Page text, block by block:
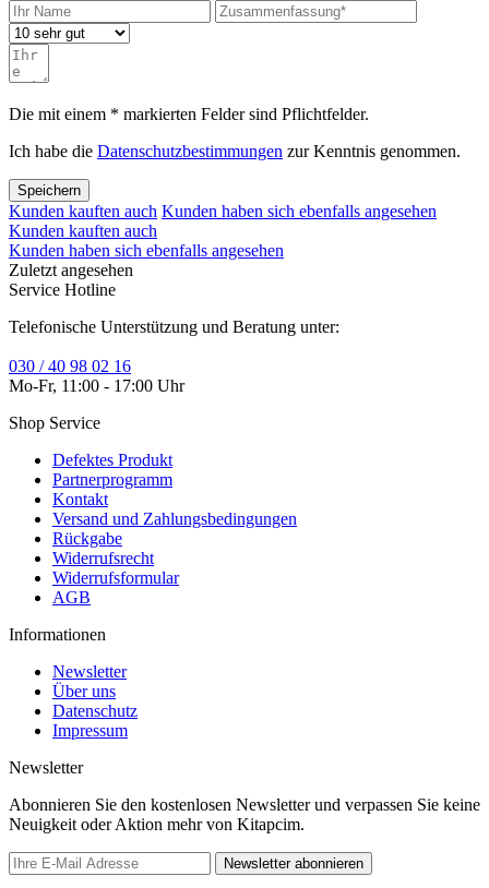
Die mit einem * markierten Felder sind Pflichtfelder.
Ich habe die Datenschutzbestimmungen zur Kenntnis genommen.
Speichern
Kunden kauften auch Kunden haben sich ebenfalls angesehen
Kunden kauften auch
Kunden haben sich ebenfalls angesehen
Zuletzt angesehen
Service Hotline
Telefonische Unterstützung und Beratung unter:
030 / 40 98 02 16
Mo-Fr, 11:00 - 17:00 Uhr
Shop Service
Defektes Produkt
Partnerprogramm
Kontakt
Versand und Zahlungsbedingungen
Rückgabe
Widerrufsrecht
Widerrufsformular
AGB
Informationen
Newsletter
Über uns
Datenschutz
Impressum
Newsletter
Abonnieren Sie den kostenlosen Newsletter und verpassen Sie keine
Neuigkeit oder Aktion mehr von Kitapcim.
Newsletter abonnieren